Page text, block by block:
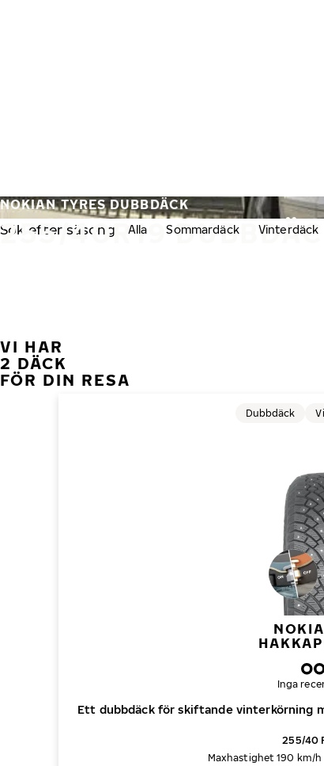
255/40R19
NOKIAN TYRES DUBBDÄCK
Sök efter säsong: Alla Sommardäck Vinterdäck
VI HAR
2 DÄCK
FÖR DIN RESA
Ett dubbdäck för skiftande vinterkörning
Dubbdäck
Inga
255/40
Maxhastighet 190 km/h